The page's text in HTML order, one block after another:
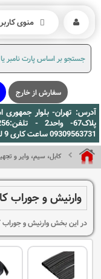
سفارش از خارج
آدرس: تهران- بلوار
09309563731 ساعت کاری 9 لغایت 16
کابل، سیم، وایر و
وارنیش و جوراب
در این بخش وارنیش و جوراب
منوی کاربر